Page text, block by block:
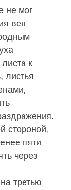
не мог
вен
к
листья
стороной,
пяти
через
третью